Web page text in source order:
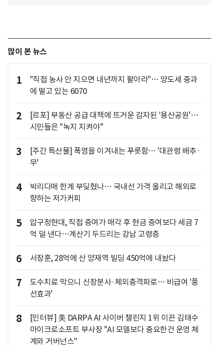
많이 본 뉴스
1
"직접 농사 안 지으면 내년까지 팔아라"… 양도세 중과
에 떨고 있는 6070
2
[르포] 부동산 공급 대책에 뜨거운 감자된 '용산공원'…
시민들은 "녹지 지켜야"
3
[주간 특산물] 폭염을 이겨내는 푸릇함… '대관령 배추·
무'
4
박리다매 한계 부딪혔나… 국내선 가격 올리고 해외로
향하는 저가커피
5
압구정현대, 직접 증여가 매각 후 현금 증여보다 세금 7
억 덜 낸다…계산기 두드리는 강남 고령층
6 서장훈, 28억에 산 양재역 빌딩 450억에 내놨다
7
도수치료 막으니 신장분사·체외충격파로… 비급여 '풍
선효과'
8
[인터뷰] 美 DARPA AI 사이버 챌린지 1위 이끈 김태수
마이크로소프트 부사장 "AI 모델보다 중요한건 운영 체
계와 거버넌스"